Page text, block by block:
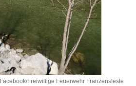
Facebook/Freiwillige Feuerwehr Franzensfeste